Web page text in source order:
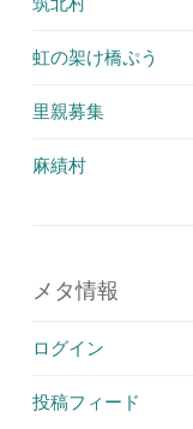
虹の架け橋ぷう
里親募集
麻績村
メタ情報
ログイン
投稿フィード